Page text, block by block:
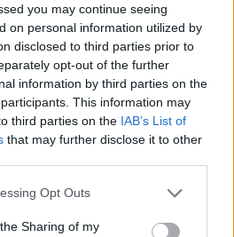
you may continue seeing
on personal information utilized by
disclosed to third parties prior to
opt-out of the further
information by third parties on the
This information may
third parties on the IAB’s List of
that may further disclose it to other
app uses one or more Google
usage behaviour. You may click to
Opt Outs
Sharing of my
στη Σαντορίνη: Ο 15χρονος